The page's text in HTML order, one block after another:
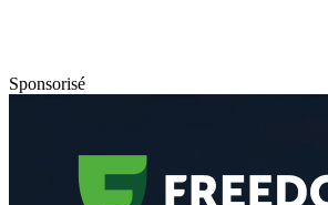
Sponsorisé